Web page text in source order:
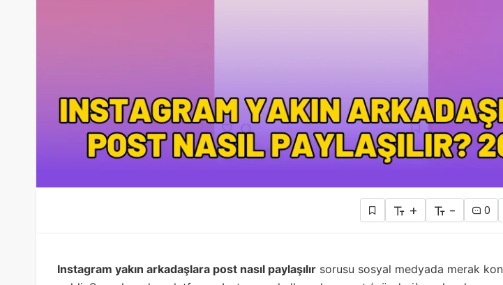
+ - 0
Instagram yakın arkadaşlara post nasıl paylaşılır sorusu sosyal medyada merak